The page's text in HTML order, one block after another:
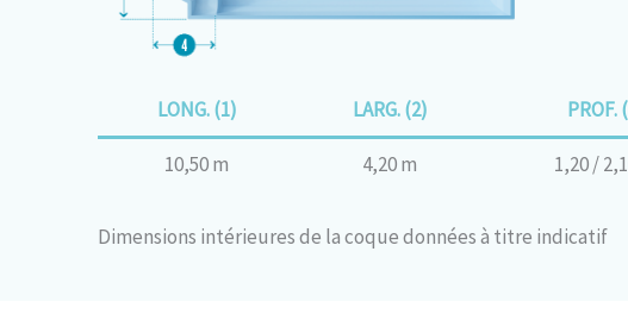
LONG. (1) LARG. (2) PROF.
10,50 m 4,20 m 1,20 /
Dimensions intérieures de la coque données à titre indicatif